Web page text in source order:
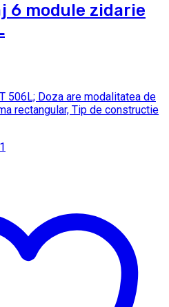
6 module zidarie
506L; Doza are modalitatea de
rectangular, Tip de constructie